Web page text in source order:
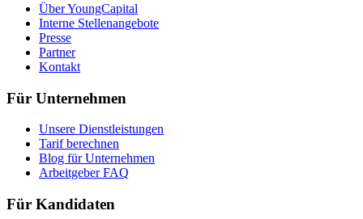
Über YoungCapital
Interne Stellenangebote
Presse
Partner
Kontakt
Für Unternehmen
Unsere Dienstleistungen
Tarif berechnen
Blog für Unternehmen
Arbeitgeber FAQ
Für Kandidaten